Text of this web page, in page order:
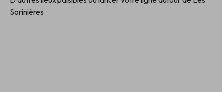
Sorinières